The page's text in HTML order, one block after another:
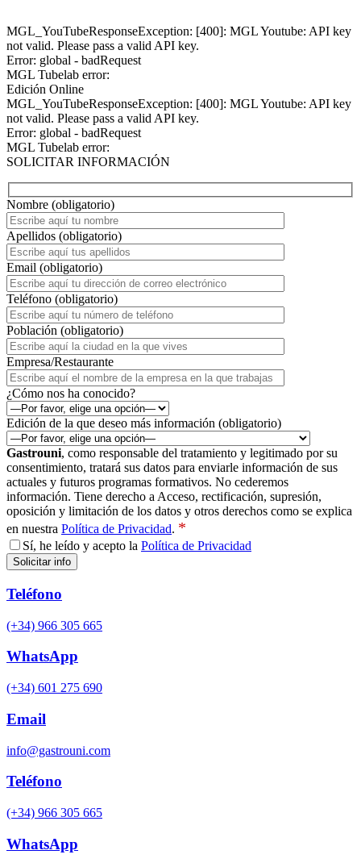
MGL_YouTubeResponseException: [400]: MGL Youtube: API key
not valid. Please pass a valid API key.
Error: global - badRequest
MGL Tubelab error:
Edición Online
MGL_YouTubeResponseException: [400]: MGL Youtube: API key
not valid. Please pass a valid API key.
Error: global - badRequest
MGL Tubelab error:
SOLICITAR INFORMACIÓN
Nombre (obligatorio)
Apellidos (obligatorio)
Email (obligatorio)
Teléfono (obligatorio)
Población (obligatorio)
Empresa/Restaurante
¿Cómo nos ha conocido?
Edición de la que deseo más información (obligatorio)
Gastrouni, como responsable del tratamiento y legitimado por su
consentimiento, tratará sus datos para enviarle información de sus
actuales y futuros programas formativos. No cederemos
información. Tiene derecho a Acceso, rectificación, supresión,
oposición y limitación de los datos y otros derechos como se explica
en nuestra Política de Privacidad. *
Sí, he leído y acepto la Política de Privacidad
Teléfono
(+34) 966 305 665
WhatsApp
(+34) 601 275 690
Email
info@gastrouni.com
Teléfono
(+34) 966 305 665
WhatsApp